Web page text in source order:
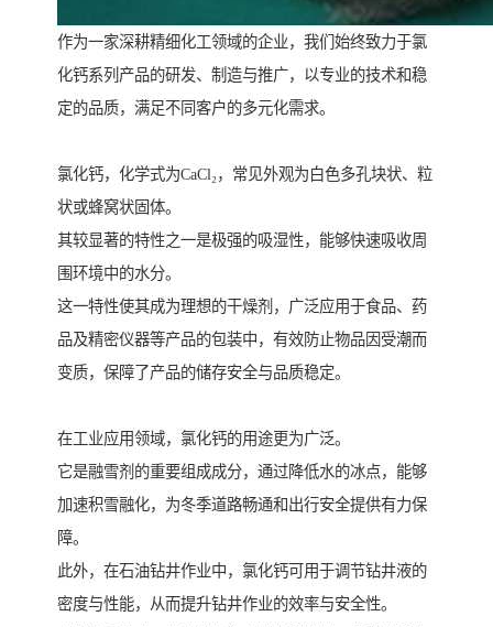
作为一家深耕精细化工领域的企业，我们始终致力于氯
化钙系列产品的研发、制造与推广，以专业的技术和稳
定的品质，满足不同客户的多元化需求。
氯化钙，化学式为CaCl₂，常见外观为白色多孔块状、粒
状或蜂窝状固体。
其较显著的特性之一是极强的吸湿性，能够快速吸收周
围环境中的水分。
这一特性使其成为理想的干燥剂，广泛应用于食品、药
品及精密仪器等产品的包装中，有效防止物品因受潮而
变质，保障了产品的储存安全与品质稳定。
在工业应用领域，氯化钙的用途更为广泛。
它是融雪剂的重要组成成分，通过降低水的冰点，能够
加速积雪融化，为冬季道路畅通和出行安全提供有力保
障。
此外，在石油钻井作业中，氯化钙可用于调节钻井液的
密度与性能，从而提升钻井作业的效率与安全性。